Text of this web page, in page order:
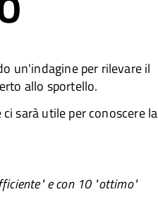
un'indagine per rilevare il
allo sportello.
sarà utile per conoscere la
e con 10 "ottimo"